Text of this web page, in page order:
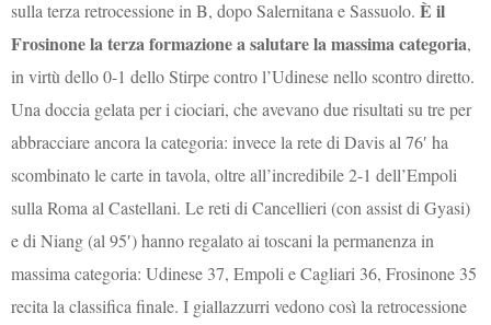
sulla terza retrocessione in B, dopo Salernitana e Sassuolo.È il
Frosinone la terza formazione a salutare la massima categoria,
in virtù dello 0-1 dello Stirpe contro l’Udinese nello scontro diretto.
Una doccia gelata per i ciociari, che avevano due risultati su tre per
abbracciare ancora la categoria: invece la rete di Davis al 76′ ha
scombinato le carte in tavola, oltre all’incredibile 2-1 dell’Empoli
sulla Roma al Castellani. Le reti di Cancellieri (con assist di Gyasi)
e di Niang (al 95′) hanno regalato ai toscani la permanenza in
massima categoria: Udinese 37, Empoli e Cagliari 36, Frosinone 35
recita la classifica finale. I giallazzurri vedono così la retrocessione